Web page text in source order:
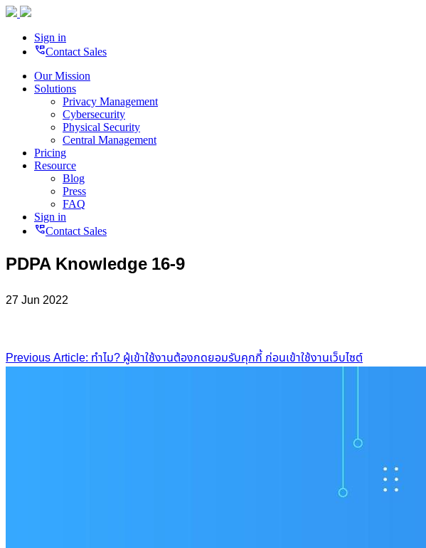
Sign in
perm_phone_msgContact Sales
Our Mission
Solutions
Privacy Management
Cybersecurity
Physical Security
Central Management
Pricing
Resource
Blog
Press
FAQ
Sign in
perm_phone_msgContact Sales
PDPA Knowledge 16-9
27 Jun 2022
Post
Previous Article: ทำไม? ผู้เข้าใช้งานต้องกดยอมรับคุกกี้ ก่อนเข้าใช้งานเว็บไซต์